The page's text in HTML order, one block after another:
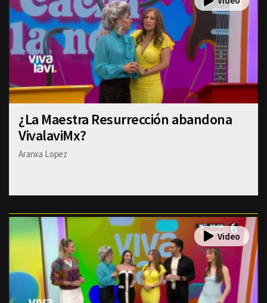
¿La Maestra Resurrección abandona
VivalaviMx?
Aranxa Lopez